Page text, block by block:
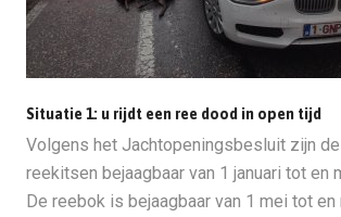
Situatie 1: u rijdt een ree dood in open tijd
Volgens het Jachtopeningsbesluit zijn
reekitsen bejaagbaar van 1 januari tot en
De reebok is bejaagbaar van 1 mei tot